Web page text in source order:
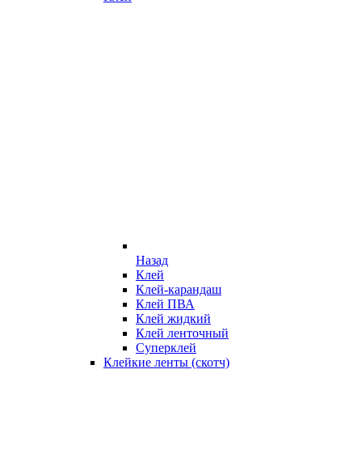
Назад
Клей
Клей-карандаш
Клей ПВА
Клей жидкий
Клей ленточный
Суперклей
Клейкие ленты (скотч)